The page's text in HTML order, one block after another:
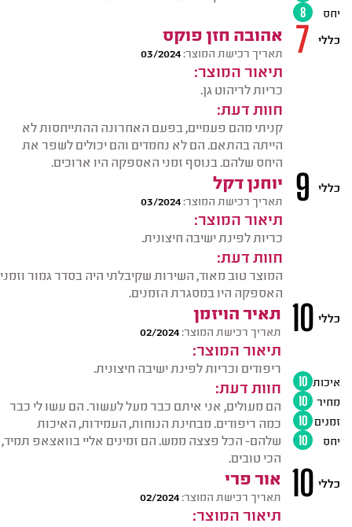
יחס
8
אהובה חזן פוקס
תאריך רכישת המוצר:03/2024
תיאור המוצר:
כריות לריהוט גן.
חוות דעת:
קניתי מהם פעמיים, בפעם האחרונה ההתייחסות לא
הייתה בהתאם. הם לא נחמדים והם יכולים לשפר את
היחס שלהם. בנוסף זמני האספקה היו ארוכים.
7 כללי
יוחנן דקל
תאריך רכישת המוצר:03/2024
תיאור המוצר:
כריות לפינת ישיבה חיצונית.
חוות דעת:
המוצר טוב מאוד, השירות שקיבלתי היה בסדר גמור וזמני
האספקה היו במסגרת הזמנים.
9 כללי
תאיר הויזמן
תאריך רכישת המוצר:02/2024
תיאור המוצר:
ריפודים וכריות לפינת ישיבה חיצונית.
חוות דעת:
הם מעולים, אני איתם כבר מעל לעשור. הם עשו לי כבר
כמה ריפודים. מבחינת הנוחות, העמידות, האיכות
שלהם- הכל פצצה ממש. הם זמינים אליי בוואצאפ תמיד,
הכי טובים.
10 כללי
איכות 10
מחיר
10
זמנים 10
יחס
10
אור פרי
תאריך רכישת המוצר:02/2024
תיאור המוצר:
10 כללי